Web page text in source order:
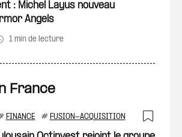
: Michel Layus nouveau
Angels
1 min de lecture
France
FINANCE # FUSION-ACQUISITION